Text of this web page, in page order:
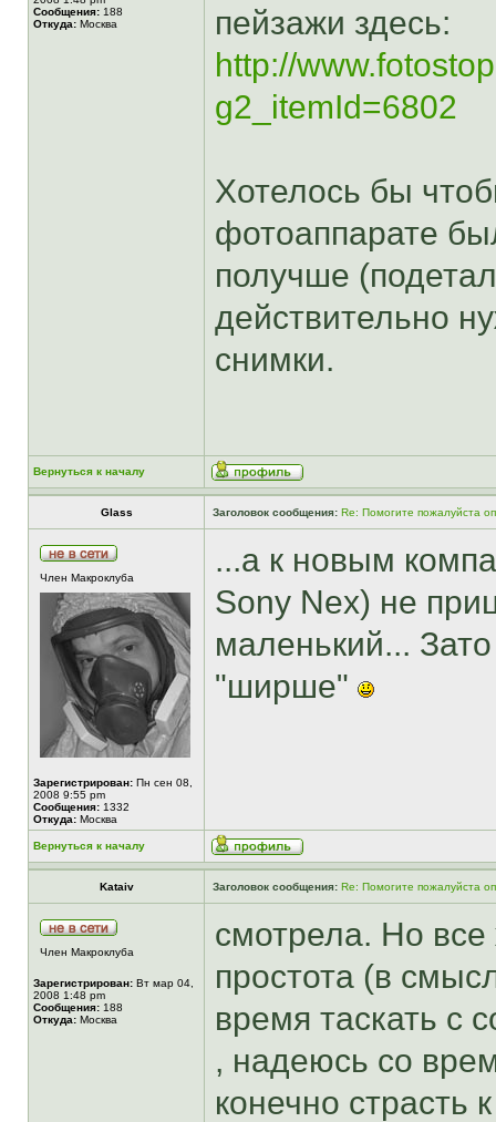
Сообщения: 188
Откуда: Москва
пейзажи здесь:
http://
g2_itemId=6802
Хотелось бы
фотоаппарате
получше
действительно
снимки.
Вернуться к началу
Glass Заголовок сообщения: Re: Помогите пожалуйста
Член Макроклуба
Зарегистрирован: Пн сен 08,
2008 9:55 pm
Сообщения: 1332
Откуда: Москва
...а к новым
Sony Nex) не
маленький...
"ширше"
Вернуться к началу
Kataiv Заголовок сообщения: Re: Помогите пожалуйста
Член Макроклуба
Зарегистрирован: Вт мар 04,
2008 1:48 pm
Сообщения: 188
Откуда: Москва
смотрела. Но
простота (в
время таскать с
, надеюсь со
конечно страсть